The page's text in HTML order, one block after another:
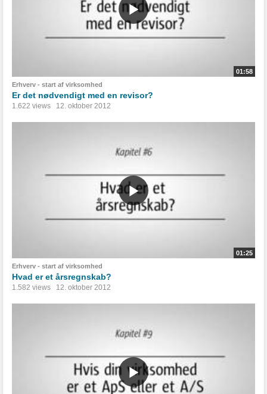
01:58
Erhverv - start af virksomhed
Er det nødvendigt med en revisor?
1.622 views 12. oktober 2012
01:25
Erhverv - start af virksomhed
Hvad er et årsregnskab?
1.582 views 12. oktober 2012